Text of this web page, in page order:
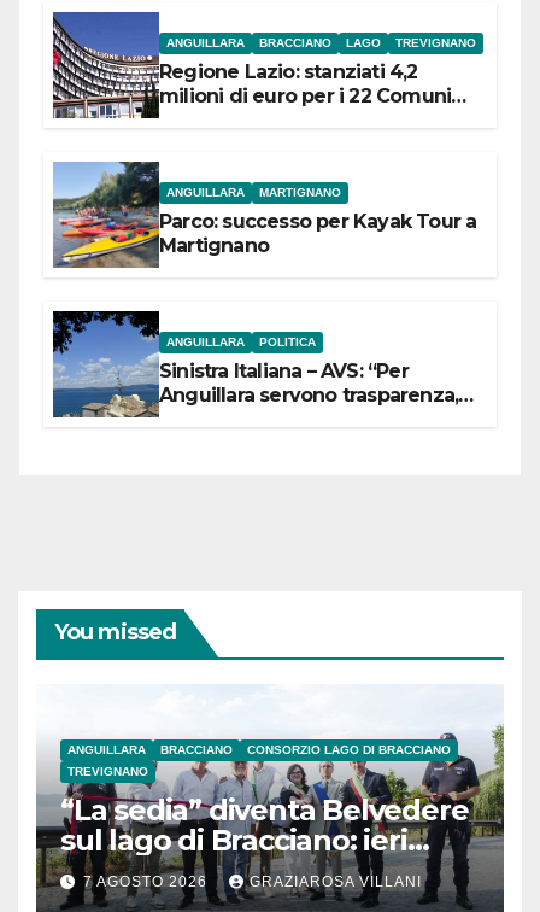
ANGUILLARA BRACCIANO LAGO TREVIGNANO
Regione Lazio: stanziati 4,2
milioni di euro per i 22 Comuni
ANGUILLARA MARTIGNANO
Parco: successo per Kayak Tour a
Martignano
ANGUILLARA POLITICA
Sinistra Italiana – AVS: “Per
Anguillara servono trasparenza,
You missed
ANGUILLARA BRACCIANO
CONSORZIO LAGO DI BRACCIANO
TREVIGNANO
“La sedia” diventa Belvedere
sul lago di Bracciano: ieri
l’inaugurazione
7 AGOSTO 2026 GRAZIAROSA VILLANI